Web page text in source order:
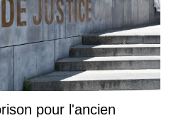
pour l'ancien